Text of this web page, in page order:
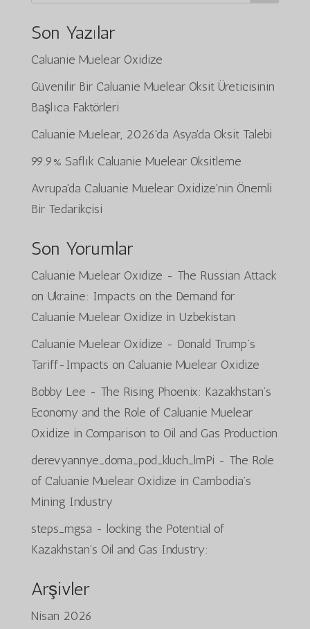
Son Yazılar
Caluanie Muelear Oxidize
Güvenilir Bir Caluanie Muelear Oksit Üreticisinin
Başlıca Faktörleri
Caluanie Muelear, 2026'da Asya'da Oksit Talebi
99.9% Saflık Caluanie Muelear Oksitleme
Avrupa'da Caluanie Muelear Oxidize'nin Önemli
Bir Tedarikçisi
Son Yorumlar
Caluanie Muelear Oxidize - The Russian Attack
on Ukraine: Impacts on the Demand for
Caluanie Muelear Oxidize in Uzbekistan
Caluanie Muelear Oxidize - Donald Trump’s
Tariff-Impacts on Caluanie Muelear Oxidize
Bobby Lee - The Rising Phoenix: Kazakhstan’s
Economy and the Role of Caluanie Muelear
Oxidize in Comparison to Oil and Gas Production
derevyannye_doma_pod_kluch_lmPi - The Role
of Caluanie Muelear Oxidize in Cambodia’s
Mining Industry
steps_mgsa - locking the Potential of
Kazakhstan’s Oil and Gas Industry:
Arşivler
Nisan 2026